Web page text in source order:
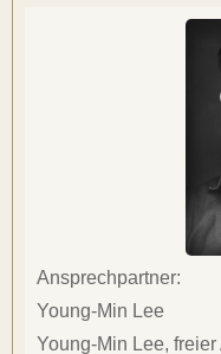
Ansprechpartner:
Young-Min Lee
Young-Min Lee,